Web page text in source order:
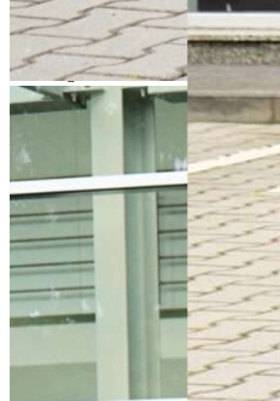
Model:Range Rover Sport
Rok produkcji:
2019
Przebieg:101 500 km
Pochodzenie:
Polska
Ilość właścicieli:1
FV 23%
Silnik:
Paliwo:benzyna
Skrzynia biegów:
automatyczna
Sprzedany
Zapytaj
Zadzwoń